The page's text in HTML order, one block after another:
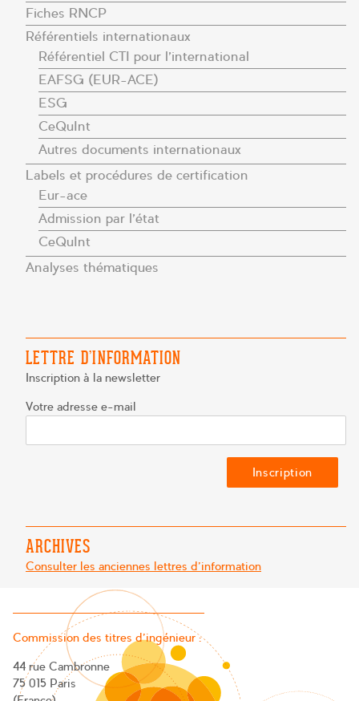
Fiches RNCP
Référentiels internationaux
Référentiel CTI pour l’international
EAFSG (EUR-ACE)
ESG
CeQuInt
Autres documents internationaux
Labels et procédures de certification
Eur-ace
Admission par l’état
CeQuInt
Analyses thématiques
LETTRE D’INFORMATION
Inscription à la newsletter
Votre adresse e-mail
ARCHIVES
Consulter les anciennes lettres d'information
Commission des titres d’ingénieur :
44 rue Cambronne
75 015 Paris